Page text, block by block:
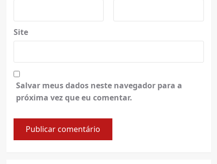
Site
Salvar meus dados neste navegador para a
próxima vez que eu comentar.